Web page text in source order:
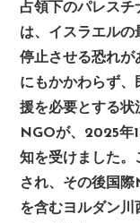
占領下のパレス
は、イスラエル
停止させる恐れが
にもかかわらず
援を必要とする状
NGOが、2025年
知を受けました
され、その後国
を含むヨルダン